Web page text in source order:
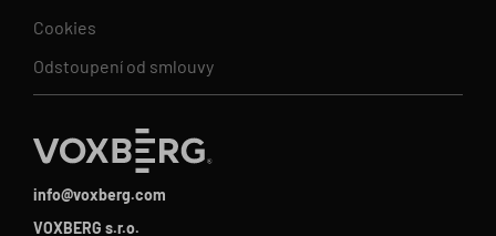
info@voxberg.com
VOXBERG s.r.o.
Cookies
Odstoupení od smlouvy